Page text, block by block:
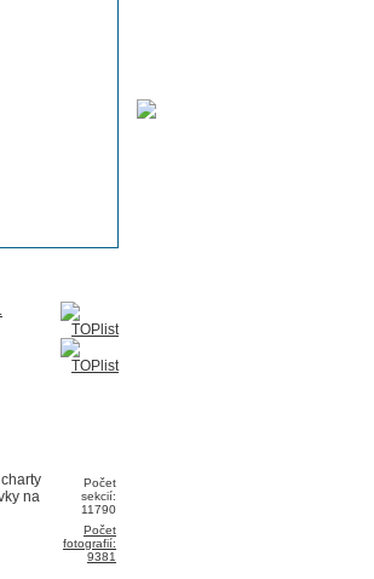
Počet
sekcií:
11790
Počet
fotografií:
9381